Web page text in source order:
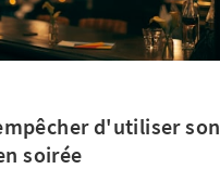
d'utiliser son
soirée